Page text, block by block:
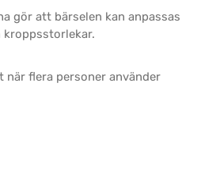
gör att bärselen kan anpassas
flera personer använder